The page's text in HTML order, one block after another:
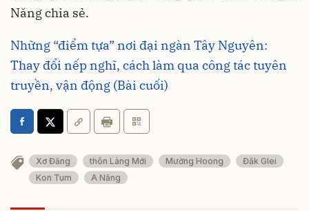
Năng chia sẻ.
Những “điểm tựa” nơi đại ngàn Tây Nguyên:
Thay đổi nếp nghĩ, cách làm qua công tác tuyên
truyền, vận động (Bài cuối)
Xơ Đăng thôn Làng Mới Mường Hoong
Đăk Glei
Kon Tum
A Năng